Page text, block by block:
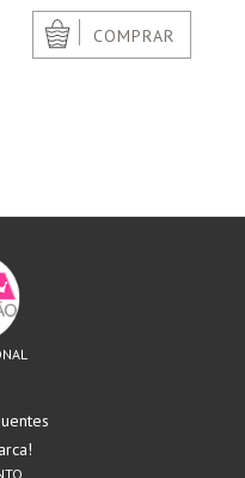
COMPRAR